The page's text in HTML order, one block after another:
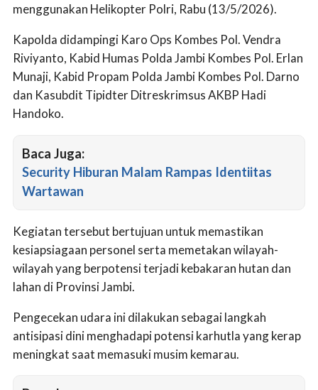
menggunakan Helikopter Polri, Rabu (13/5/2026).
Kapolda didampingi Karo Ops Kombes Pol. Vendra
Riviyanto, Kabid Humas Polda Jambi Kombes Pol. Erlan
Munaji, Kabid Propam Polda Jambi Kombes Pol. Darno
dan Kasubdit Tipidter Ditreskrimsus AKBP Hadi
Handoko.
Baca Juga:
Security Hiburan Malam Rampas Identiitas
Wartawan
Kegiatan tersebut bertujuan untuk memastikan
kesiapsiagaan personel serta memetakan wilayah-
wilayah yang berpotensi terjadi kebakaran hutan dan
lahan di Provinsi Jambi.
Pengecekan udara ini dilakukan sebagai langkah
antisipasi dini menghadapi potensi karhutla yang kerap
meningkat saat memasuki musim kemarau.